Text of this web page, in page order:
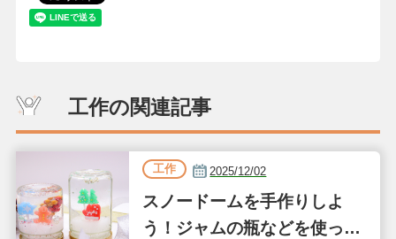
工作の関連記事
工作 2025/12/02
スノードームを手作りしよ
う！ジャムの瓶などを使った